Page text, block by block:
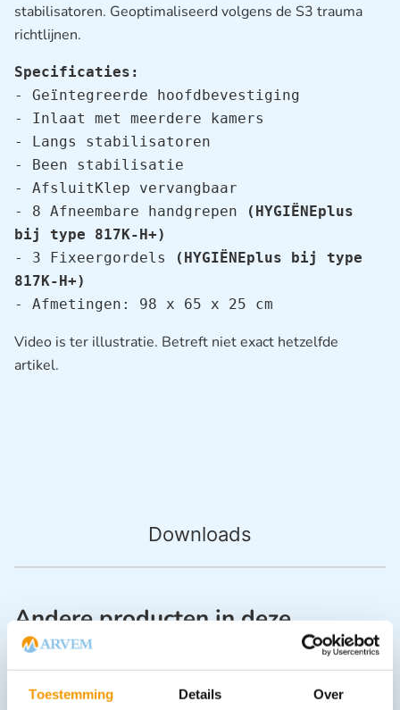
Toestemming Details Over
Downloads
stabilisatoren. Geoptimaliseerd volgens de S3 trauma
richtlijnen.
Specificaties:
- Geïntegreerde hoofdbevestiging
- Inlaat met meerdere kamers
- Langs stabilisatoren
- Been stabilisatie
- AfsluitKlep vervangbaar
- 8 Afneembare handgrepen
(HYGIËNEplus
bij type 817K-H+)
- 3 Fixeergordels
(HYGIËNEplus bij type
817K-H+)
- Afmetingen: 98 x 65 x 25 cm
Video is ter illustratie. Betreft niet exact hetzelfde
artikel.
Andere producten in deze
categorie: